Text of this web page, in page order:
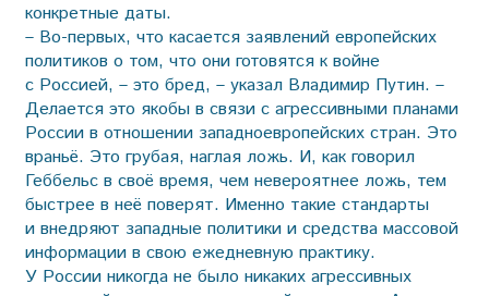
конкретные даты.
– Во-первых, что касается заявлений европейских
политиков о том, что они готовятся к войне
с Россией, – это бред, – указал Владимир Путин. –
Делается это якобы в связи с агрессивными планами
России в отношении западноевропейских стран. Это
враньё. Это грубая, наглая ложь. И, как говорил
Геббельс в своё время, чем невероятнее ложь, тем
быстрее в неё поверят. Именно такие стандарты
и внедряют западные политики и средства массовой
информации в свою ежедневную практику.
У России никогда не было никаких агрессивных